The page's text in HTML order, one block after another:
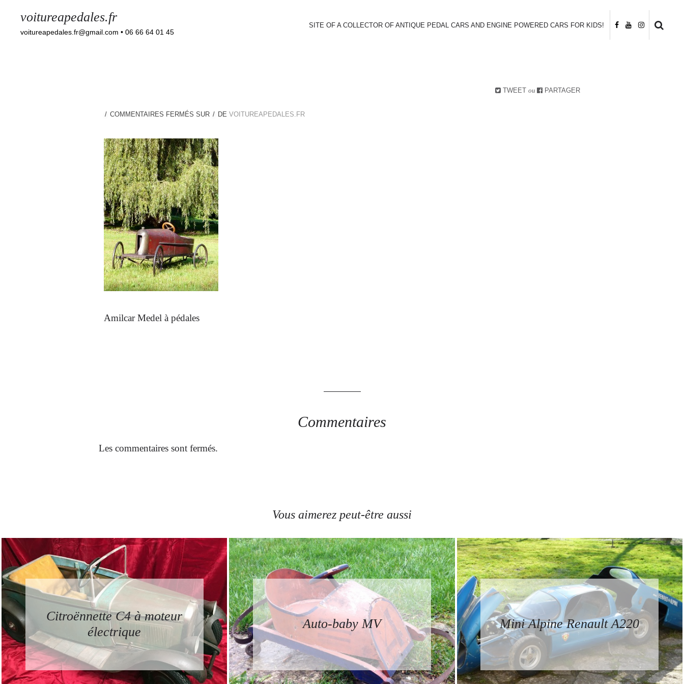
voitureapedales.fr
voitureapedales.fr@gmail.com • 06 66 64 01 45
SITE OF A COLLECTOR OF ANTIQUE PEDAL CARS AND ENGINE POWERED CARS FOR KIDS!
TWEET ou PARTAGER
COMMENTAIRES FERMÉS SUR DE VOITUREAPEDALES.FR
Amilcar Medel à pédales
Commentaires
Les commentaires sont fermés.
Vous aimerez peut-être aussi
Citroënnette C4 à moteur
électrique
Auto-baby MV Mini Alpine Renault A220